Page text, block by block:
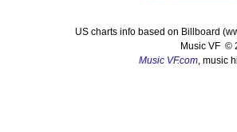
US charts info based on Billboard
Music VF ©
Music VF.com, music